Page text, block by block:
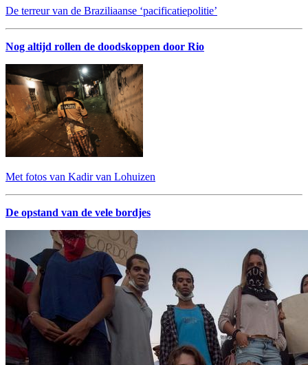
De terreur van de Braziliaanse ‘pacificatiepolitie’
Nog altijd rollen de doodskoppen door Rio
Met fotos van Kadir van Lohuizen
De opstand van de vele bordjes